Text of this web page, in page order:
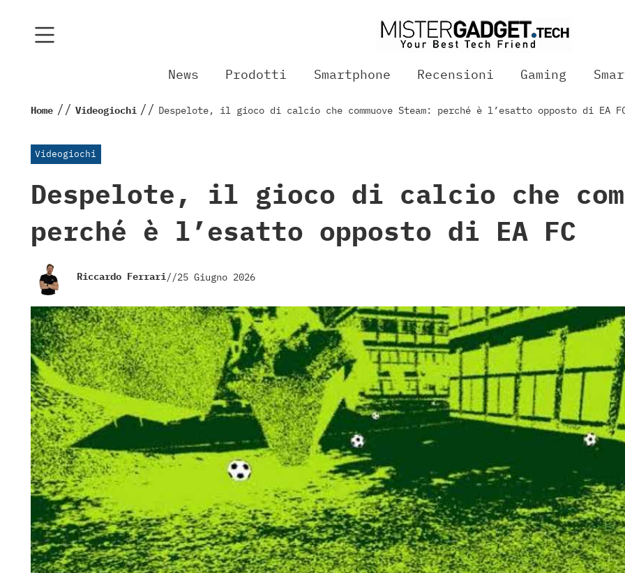
News Prodotti Smartphone Recensioni Gaming
Home // Videogiochi // Despelote, il gioco di calcio che commuove Steam: perché è l’esatto opposto di EA
Videogiochi
Despelote, il gioco di calcio che
perché è l’esatto opposto di EA FC
Riccardo Ferrari//25 Giugno 2026